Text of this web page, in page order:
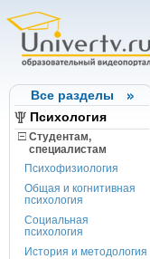
Все разделы
Психология
Студентам,
cпециалистам
Психофизиология
Общая и когнитивная
психология
Социальная
психология
История и методология